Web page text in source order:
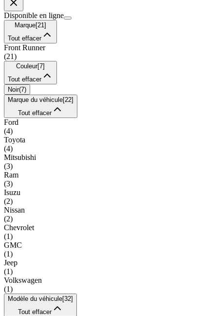
Disponible en ligne
Marque[21 ]
Tout effacer
Front Runner
(21)
Couleur[7]
Tout effacer
Noir(7)
Marque du véhicule[22]
Tout effacer
Ford
(4)
Toyota
(4)
Mitsubishi
(3)
Ram
(3)
Isuzu
(2)
Nissan
(2)
Chevrolet
(1)
GMC
(1)
Jeep
(1)
Volkswagen
(1)
Modèle du véhicule[32]
Tout effacer